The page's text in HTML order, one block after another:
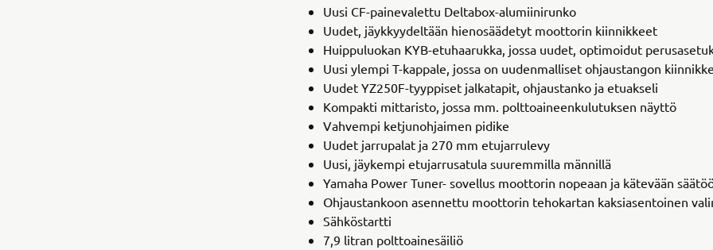
Uusi CF-painevalettu Deltabox-alumiinirunko
Uudet, jäykkyydeltään hienosäädetyt moottorin kiinnikkeet
Huippuluokan KYB-etuhaarukka, jossa uudet, optimoidut
Uusi ylempi T-kappale, jossa on uudenmalliset ohjaustangon
Uudet YZ250F-tyyppiset jalkatapit, ohjaustanko ja etuakseli
Kompakti mittaristo, jossa mm. polttoaineenkulutuksen näyttö
Vahvempi ketjunohjaimen pidike
Uudet jarrupalat ja 270 mm etujarrulevy
Uusi, jäykempi etujarrusatula suuremmilla männillä
Yamaha Power Tuner- sovellus moottorin nopeaan ja kätevään
Ohjaustankoon asennettu moottorin tehokartan kaksiasentoinen
Sähköstartti
7,9 litran polttoainesäiliö